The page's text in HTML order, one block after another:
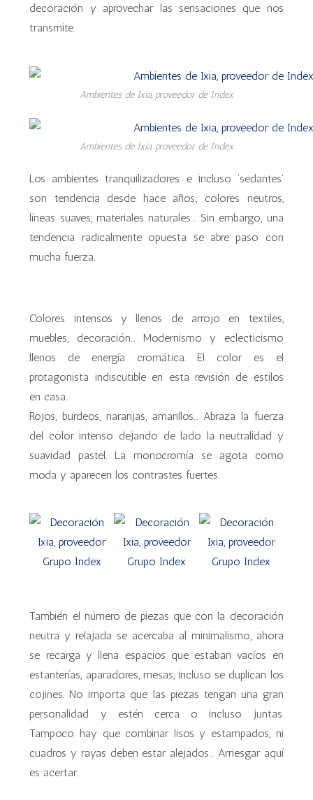
decoración y aprovechar las sensaciones que nos
transmite.
Ambientes de Ixia, proveedor de Index
Ambientes de Ixia, proveedor de Index
Los ambientes tranquilizadores e incluso ‘sedantes’
son tendencia desde hace años; colores neutros,
líneas suaves, materiales naturales… Sin embargo, una
tendencia radicalmente opuesta se abre paso con
mucha fuerza.
Colores intensos y llenos de arrojo en textiles,
muebles, decoración… Modernismo y eclecticismo
llenos de energía cromática. El color es el
protagonista indiscutible en esta revisión de estilos
en casa.
Rojos, burdeos, naranjas, amarillos… Abraza la fuerza
del color intenso dejando de lado la neutralidad y
suavidad pastel. La monocromía se agota como
moda y aparecen los contrastes fuertes.
También el número de piezas que con la decoración
neutra y relajada se acercaba al minimalismo, ahora
se recarga y llena espacios que estaban vacíos en
estanterías, aparadores, mesas, incluso se duplican los
cojines. No importa que las piezas tengan una gran
personalidad y estén cerca o incluso juntas.
Tampoco hay que combinar lisos y estampados, ni
cuadros y rayas deben estar alejados… Arriesgar aquí
es acertar.